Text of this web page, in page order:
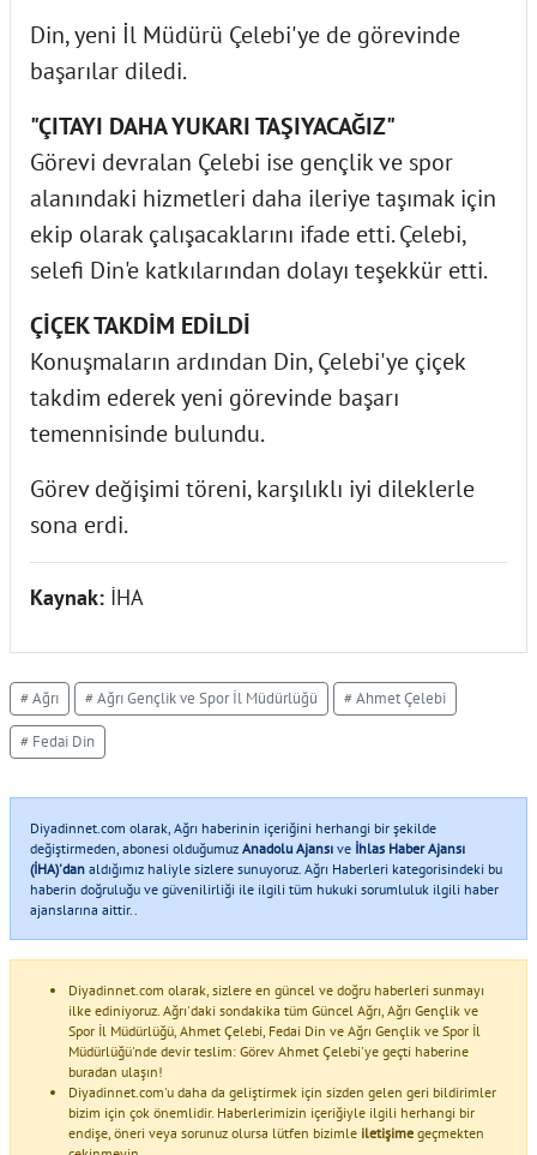
Din, yeni İl Müdürü Çelebi'ye de görevinde
başarılar diledi.
"ÇITAYI DAHA YUKARI TAŞIYACAĞIZ"
Görevi devralan Çelebi ise gençlik ve spor
alanındaki hizmetleri daha ileriye taşımak için
ekip olarak çalışacaklarını ifade etti. Çelebi,
selefi Din'e katkılarından dolayı teşekkür etti.
ÇİÇEK TAKDİM EDİLDİ
Konuşmaların ardından Din, Çelebi'ye çiçek
takdim ederek yeni görevinde başarı
temennisinde bulundu.
Görev değişimi töreni, karşılıklı iyi dileklerle
sona erdi.
Kaynak: İHA
# Ağrı # Ağrı Gençlik ve Spor İl Müdürlüğü # Ahmet Çelebi
# Fedai Din
Diyadinnet.com olarak, Ağrı haberinin içeriğini herhangi bir şekilde
değiştirmeden, abonesi olduğumuz Anadolu Ajansı ve İhlas Haber Ajansı
(İHA)'dan aldığımız haliyle sizlere sunuyoruz. Ağrı Haberleri kategorisindeki bu
haberin doğruluğu ve güvenilirliği ile ilgili tüm hukuki sorumluluk ilgili haber
ajanslarına aittir..
Diyadinnet.com olarak, sizlere en güncel ve doğru haberleri sunmayı
ilke ediniyoruz. Ağrı'daki sondakika tüm Güncel Ağrı, Ağrı Gençlik ve
Spor İl Müdürlüğü, Ahmet Çelebi, Fedai Din ve Ağrı Gençlik ve Spor İl
Müdürlüğü'nde devir teslim: Görev Ahmet Çelebi'ye geçti haberine
buradan ulaşın!
Diyadinnet.com'u daha da geliştirmek için sizden gelen geri bildirimler
bizim için çok önemlidir. Haberlerimizin içeriğiyle ilgili herhangi bir
endişe, öneri veya sorunuz olursa lütfen bizimle iletişime geçmekten